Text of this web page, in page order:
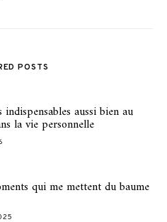
POSTS
aussi bien au
la vie personnelle
qui me mettent du baume